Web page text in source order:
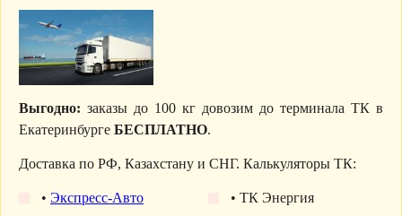
Выгодно: заказы до 100 кг довозим до терминала ТК в
Екатеринбурге БЕСПЛАТНО.
Доставка по РФ, Казахстану и СНГ. Калькуляторы ТК:
• Экспресс-Авто • ТК Энергия